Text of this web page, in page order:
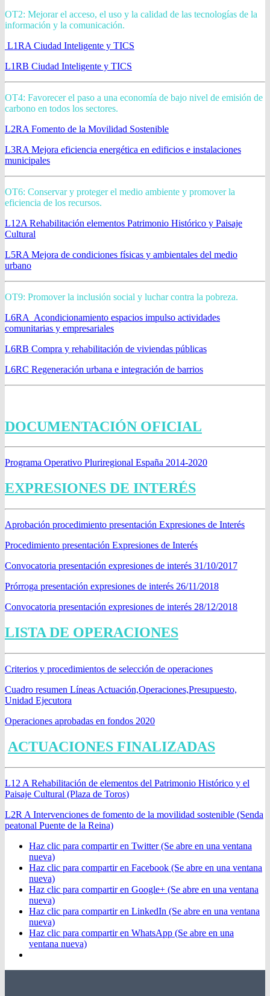
OT2: Mejorar el acceso, el uso y la calidad de las tecnologías de la
información y la comunicación.
L1RA Ciudad Inteligente y TICS
L1RB Ciudad Inteligente y TICS
OT4: Favorecer el paso a una economía de bajo nivel de emisión de
carbono en todos los sectores.
L2RA Fomento de la Movilidad Sostenible
L3RA Mejora eficiencia energética en edificios e instalaciones
municipales
OT6: Conservar y proteger el medio ambiente y promover la
eficiencia de los recursos.
L12A Rehabilitación elementos Patrimonio Histórico y Paisaje
Cultural
L5RA Mejora de condiciones físicas y ambientales del medio
urbano
OT9: Promover la inclusión social y luchar contra la pobreza.
L6RA Acondicionamiento espacios impulso actividades
comunitarias y empresariales
L6RB Compra y rehabilitación de viviendas públicas
L6RC Regeneración urbana e integración de barrios
DOCUMENTACIÓN OFICIAL
Programa Operativo Pluriregional España 2014-2020
EXPRESIONES DE INTERÉS
Aprobación procedimiento presentación Expresiones de Interés
Procedimiento presentación Expresiones de Interés
Convocatoria presentación expresiones de interés 31/10/2017
Prórroga presentación expresiones de interés 26/11/2018
Convocatoria presentación expresiones de interés 28/12/2018
LISTA DE OPERACIONES
Criterios y procedimientos de selección de operaciones
Cuadro resumen Líneas Actuación,Operaciones,Presupuesto,
Unidad Ejecutora
Operaciones aprobadas en fondos 2020
ACTUACIONES FINALIZADAS
L12 A Rehabilitación de elementos del Patrimonio Histórico y el
Paisaje Cultural (Plaza de Toros)
L2R A Intervenciones de fomento de la movilidad sostenible (Senda
peatonal Puente de la Reina)
Haz clic para compartir en Twitter (Se abre en una ventana
nueva)
Haz clic para compartir en Facebook (Se abre en una ventana
nueva)
Haz clic para compartir en Google+ (Se abre en una ventana
nueva)
Haz clic para compartir en LinkedIn (Se abre en una ventana
nueva)
Haz clic para compartir en WhatsApp (Se abre en una
ventana nueva)